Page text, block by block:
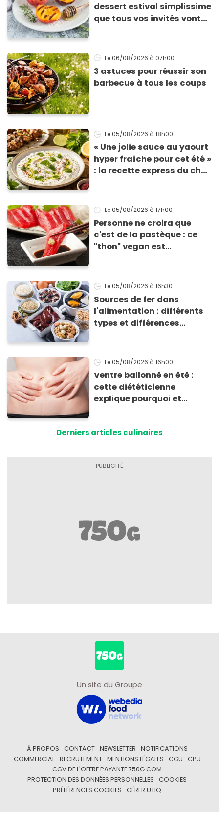
dessert estival simplissime
que tous vos invités vont
Le 06/08/2026 à 07h00
3 astuces pour réussir son
barbecue à tous les coups
Le 05/08/2026 à 18h00
« Une jolie sauce au yaourt
hyper fraîche pour cet été »
: la recette express du chef
grillades
Le 05/08/2026 à 17h00
Personne ne croira que
c'est de la pastèque : ce
"thon" vegan est
Le 05/08/2026 à 16h30
Sources de fer dans
l'alimentation : différents
types et différences
Le 05/08/2026 à 16h00
Ventre ballonné en été :
cette diététicienne
explique pourquoi et
Derniers articles culinaires
Un site du Groupe
À PROPOS CONTACT NEWSLETTER
NOTIFICATIONS
COMMERCIAL
RECRUTEMENT MENTIONS LÉGALES CGU
CPU
CGV DE L'OFFRE PAYANTE 750G.COM
PROTECTION DES DONNÉES PERSONNELLES
COOKIES
PRÉFÉRENCES COOKIES
GÉRER UTIQ